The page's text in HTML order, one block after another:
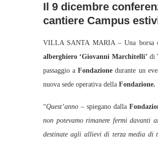
Il 9 dicembre
cantiere Campus
VILLA SANTA MARIA – Una borsa
alberghiero ‘Giovanni Marchitelli’ di
passaggio aFondazione durante un
nuova sede operativa della Fondazione.
“Quest’anno – spiegano dalla
non potevamo rimanere fermi davanti
destinate agli allievi di terza media di